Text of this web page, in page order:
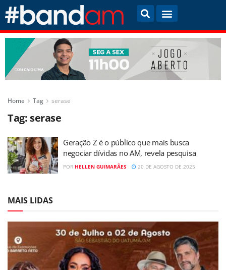
Home Tag serase
Tag: serase
Geração Z é o público que mais busca
negociar dívidas no AM, revela pesquisa
POR HELLEN GUIMARÃES 20 DE AGOSTO DE 2025
MAIS LIDAS